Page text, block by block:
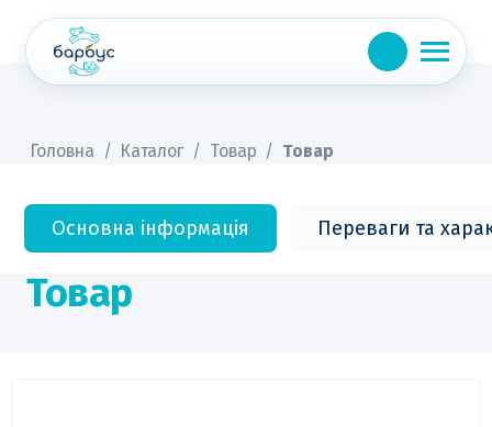
content
Головна / Каталог / Товар / Товар
Основна інформація Переваги та
Товар